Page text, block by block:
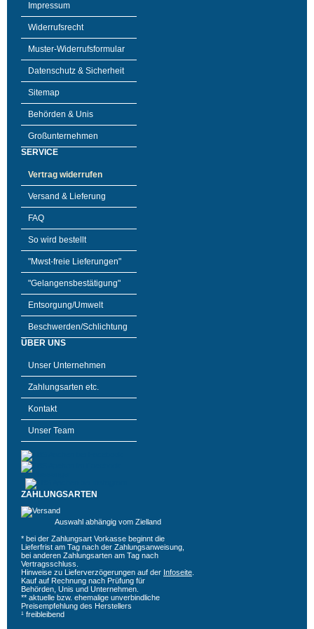
Impressum
Widerrufsrecht
Muster-Widerrufsformular
Datenschutz & Sicherheit
Sitemap
Behörden & Unis
Großunternehmen
SERVICE
Vertrag widerrufen
Versand & Lieferung
FAQ
So wird bestellt
"Mwst-freie Lieferungen"
"Gelangensbestätigung"
Entsorgung/Umwelt
Beschwerden/Schlichtung
ÜBER UNS
Unser Unternehmen
Zahlungsarten etc.
Kontakt
Unser Team
ZAHLUNGSARTEN
Auswahl abhängig vom Zielland
* bei der Zahlungsart Vorkasse beginnt die
Lieferfrist am Tag nach der Zahlungsanweisung,
bei anderen Zahlungsarten am Tag nach
Vertragsschluss.
Hinweise zu Lieferverzögerungen auf der Infoseite
Kauf auf Rechnung nach Prüfung für
Behörden, Unis und Unternehmen.
** aktuelle bzw. ehemalige unverbindliche
Preisempfehlung des Herstellers
¹ freibleibend